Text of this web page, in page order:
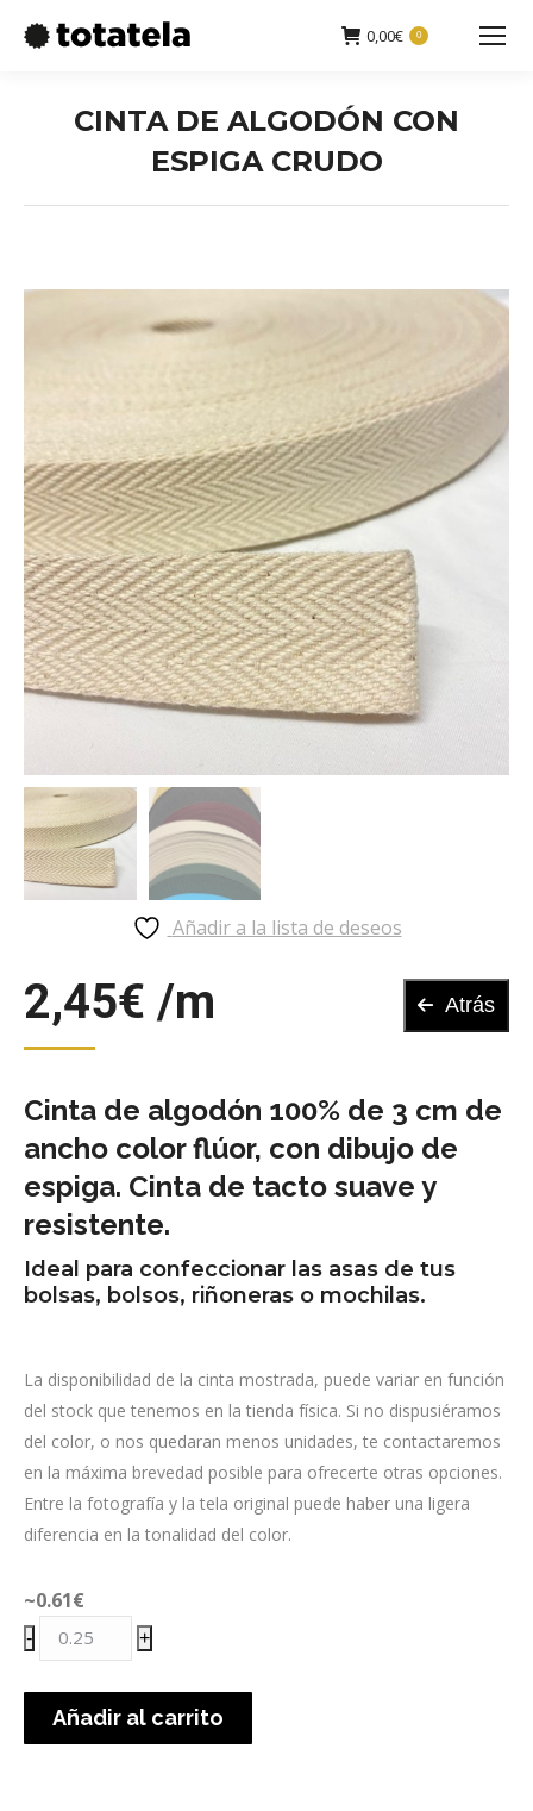
0,00€ 0
Buscar:
CINTA DE ALGODÓN CON
ESPIGA CRUDO
Añadir a la lista de deseos
Atrás
2,45€
Cinta de algodón 100% de 3 cm de
ancho color flúor, con dibujo de
espiga. Cinta de tacto suave y
resistente.
Ideal para confeccionar las asas de tus
bolsas, bolsos, riñoneras o mochilas.
La disponibilidad de la cinta mostrada, puede variar en función
del stock que tenemos en la tienda física. Si no dispusiéramos
del color, o nos quedaran menos unidades, te contactaremos
en la máxima brevedad posible para ofrecerte otras opciones.
Entre la fotografía y la tela original puede haber una ligera
diferencia en la tonalidad del color.
~0.61€
Cinta
de
algodón
con
espiga
- +
Añadir al carrito